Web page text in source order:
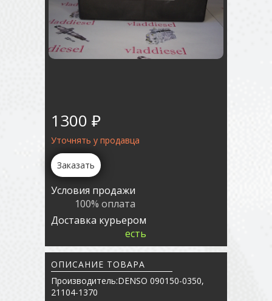
1300 ₽
Уточнять у продавца
Заказать
Условия продажи
100% оплата
Доставка курьером
есть
ОПИСАНИЕ ТОВАРА
Производитель:DENSO 090150-0350,
21104-1370